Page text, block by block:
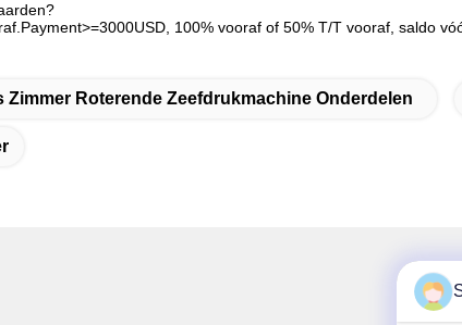
100% vooraf of 50% T/T vooraf, saldo
Zimmer Roterende Zeefdrukmachine Onderdelen